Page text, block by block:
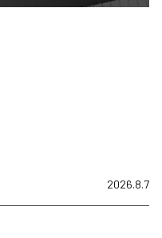
2026.8.7